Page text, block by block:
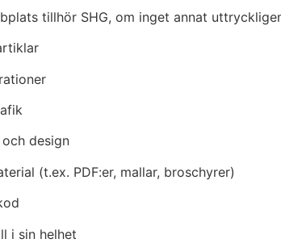
tillhör SHG, om inget annat
design
(t.ex. PDF:er, mallar, broschyrer)
i sin helhet